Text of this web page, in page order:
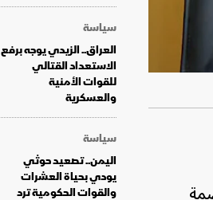
سياسة
العراق.. الزيدي يوجه برفع
الاستعداد القتالي
للقوات الأمنية
والعسكرية
سياسة
اليمن.. تصعيد حوثي
يودي بحياة العشرات
والقوات الحكومية ترد